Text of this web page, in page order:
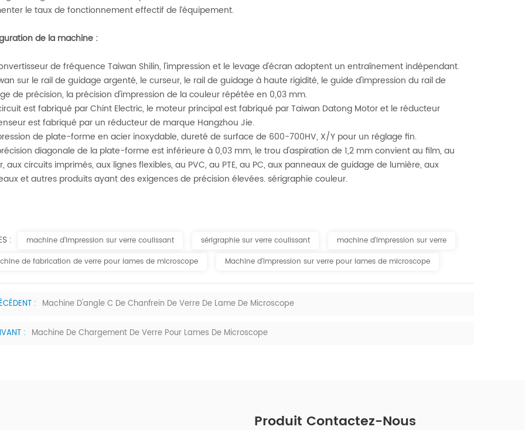
le taux de fonctionnement effectif de l’équipement.
de la machine :
de fréquence Taiwan Shilin, l'impression et le levage d'écran adoptent un entraînement indépendant.
sur le rail de guidage argenté, le curseur, le rail de guidage à haute rigidité, le guide d'impression du rail de
de précision, la précision d'impression de la couleur répétée en 0,03 mm.
est fabriqué par Chint Electric, le moteur principal est fabriqué par Taiwan Datong Motor et le réducteur
est fabriqué par un réducteur de marque Hangzhou Jie.
de plate-forme en acier inoxydable, dureté de surface de 600-700HV, X/Y pour un réglage fin.
diagonale de la plate-forme est inférieure à 0,03 mm, le trou d'aspiration de 1,2 mm convient au film, au
aux circuits imprimés, aux lignes flexibles, au PVC, au PTE, au PC, aux panneaux de guidage de lumière, aux
et autres produits ayant des exigences de précision élevées. sérigraphie couleur.
: machine d'impression sur verre coulissant sérigraphie sur verre coulissant
machine d'impression sur verre
de fabrication de verre pour lames de microscope
Machine d'impression sur verre pour lames de microscope
: Machine D'angle C De Chanfrein De Verre De Lame De Microscope
: Machine De Chargement De Verre Pour Lames De Microscope
Produit Contactez-Nous